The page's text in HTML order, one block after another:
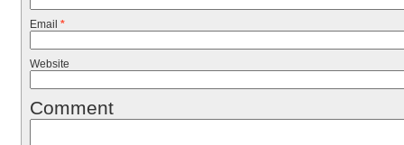
Email *
Website
Comment